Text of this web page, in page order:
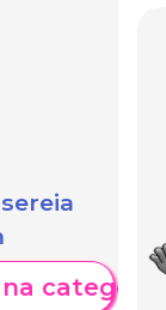
categoria